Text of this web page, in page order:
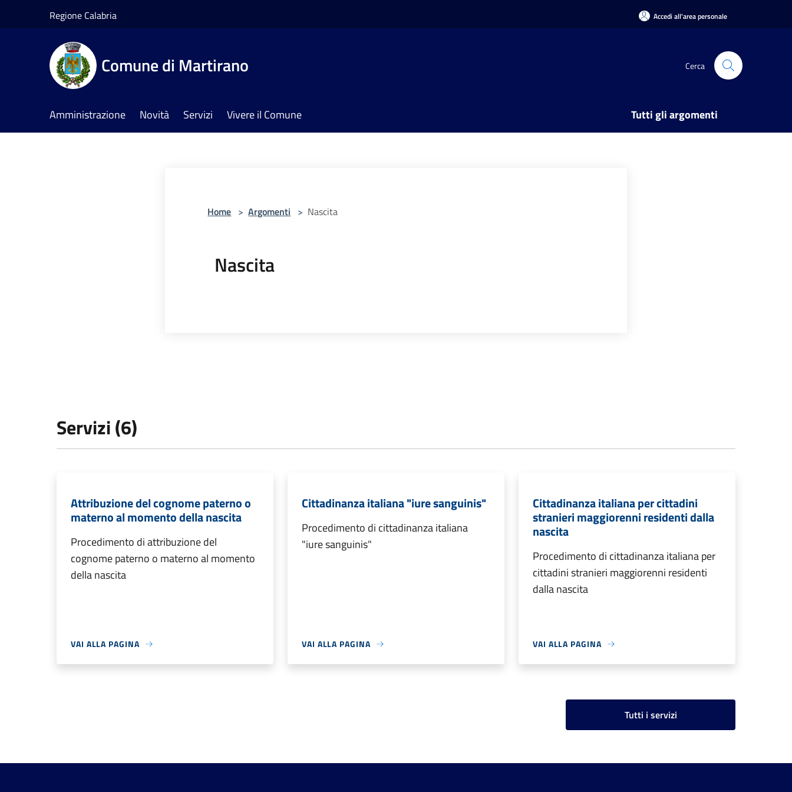
Regione Calabria Accedi all'area personale
Comune di Martirano Cerca
Amministrazione Novità Servizi Vivere il Comune Tutti gli argomenti
Home > Argomenti > Nascita
Nascita
Servizi (6)
Attribuzione del cognome paterno o
materno al momento della nascita
Procedimento di attribuzione del
cognome paterno o materno al momento
della nascita
VAI ALLA PAGINA
Cittadinanza italiana "iure sanguinis"
Procedimento di cittadinanza italiana
"iure sanguinis"
VAI ALLA PAGINA
Cittadinanza italiana per cittadini
stranieri maggiorenni residenti dalla
nascita
Procedimento di cittadinanza italiana per
cittadini stranieri maggiorenni residenti
dalla nascita
VAI ALLA PAGINA
Tutti i servizi